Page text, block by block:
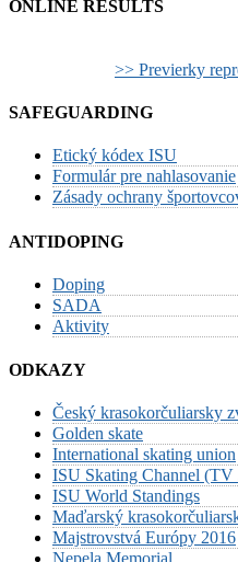
ONLINE RESULTS
>> Previerky
SAFEGUARDING
Etický kódex ISU
Formulár pre nahlasovanie
Zásady ochrany
ANTIDOPING
Doping
SADA
Aktivity
ODKAZY
Český krasokorčuliarsky
Golden skate
International skating union
ISU Skating Channel (TV
ISU World Standings
Maďarský
Majstrovstvá Európy 2016